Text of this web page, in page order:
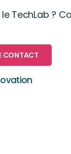
TechLab ?
CONTACT